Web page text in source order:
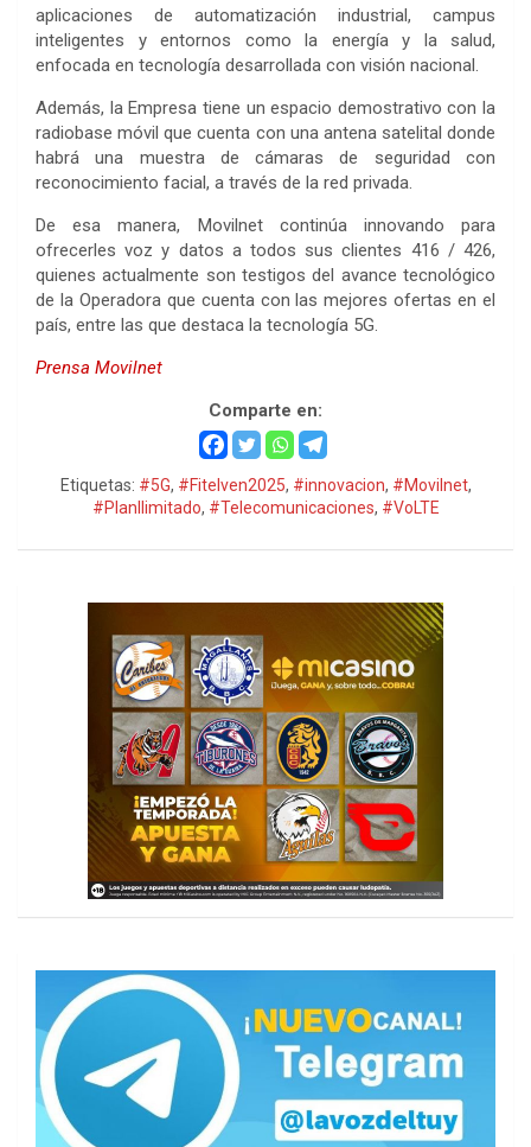
aplicaciones de automatización industrial, campus
inteligentes y entornos como la energía y la salud,
enfocada en tecnología desarrollada con visión nacional.
‎Además, la Empresa tiene un espacio demostrativo con la
radiobase móvil que cuenta con una antena satelital donde
habrá una muestra de cámaras de seguridad con
reconocimiento facial, a través de la red privada.
‎De esa manera, Movilnet continúa innovando para
ofrecerles voz y datos a todos sus clientes 416 / 426,
quienes actualmente son testigos del avance tecnológico
de la Operadora que cuenta con las mejores ofertas en el
país, entre las que destaca la tecnología 5G.
Prensa Movilnet
Comparte en:
Etiquetas: #5G, #Fitelven2025, #innovacion, #Movilnet,
#PlanIlimitado, #Telecomunicaciones, #VoLTE